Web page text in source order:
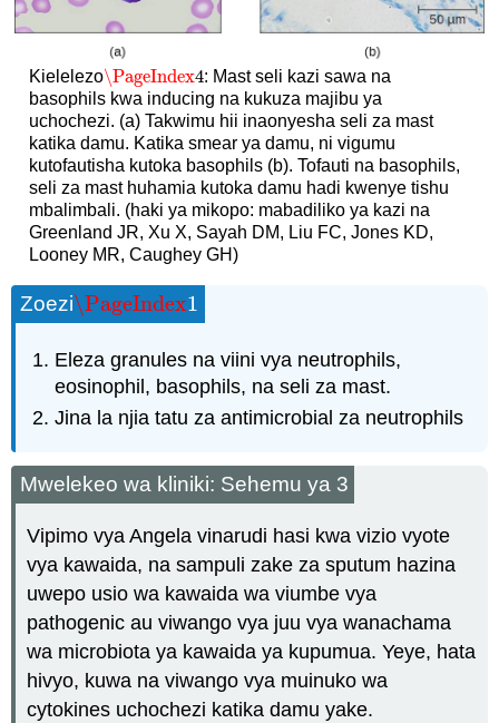
Kielelezo\PageIndex4
\PageIndex4: Mast seli kazi sawa na
basophils kwa inducing na kukuza majibu ya
uchochezi. (a) Takwimu hii inaonyesha seli za mast
katika damu. Katika smear ya damu, ni vigumu
kutofautisha kutoka basophils (b). Tofauti na basophils,
seli za mast huhamia kutoka damu hadi kwenye tishu
mbalimbali. (haki ya mikopo: mabadiliko ya kazi na
Greenland JR, Xu X, Sayah DM, Liu FC, Jones KD,
Looney MR, Caughey GH)
Zoezi\PageIndex1
\PageIndex1
Eleza granules na viini vya neutrophils,
eosinophil, basophils, na seli za mast.
Jina la njia tatu za antimicrobial za neutrophils
Mwelekeo wa kliniki: Sehemu ya 3
Vipimo vya Angela vinarudi hasi kwa vizio vyote
vya kawaida, na sampuli zake za sputum hazina
uwepo usio wa kawaida wa viumbe vya
pathogenic au viwango vya juu vya wanachama
wa microbiota ya kawaida ya kupumua. Yeye, hata
hivyo, kuwa na viwango vya muinuko wa
cytokines uchochezi katika damu yake.